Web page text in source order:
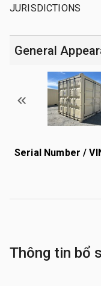
JURISDICTIONS
General
Serial Number /
Thông tin bổ